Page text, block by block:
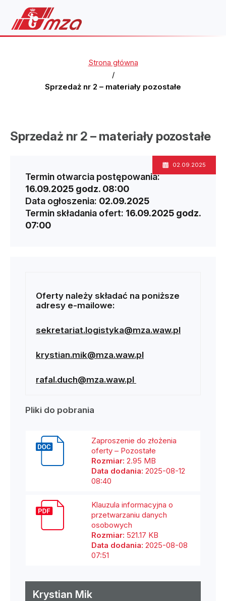
Strona główna
/
Sprzedaż nr 2 – materiały pozostałe
Sprzedaż nr 2 – materiały pozostałe
02.09.2025
Termin otwarcia postępowania:
16.09.2025 godz. 08:00
Data ogłoszenia: 02.09.2025
Termin składania ofert: 16.09.2025 godz.
07:00
Oferty należy składać na poniższe
adresy e-mailowe:
sekretariat.logistyka@mza.waw.pl
krystian.mik@mza.waw.pl
rafal.duch@mza.waw.pl
Pliki do pobrania
Zaproszenie do złożenia
oferty – Pozostałe
Rozmiar: 2.95 MB
Data dodania: 2025-08-12
08:40
Klauzula informacyjna o
przetwarzaniu danych
osobowych
Rozmiar: 521.17 KB
Data dodania: 2025-08-08
07:51
Krystian Mik